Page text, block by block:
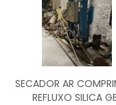
SECADOR AR
REFLUXO SILICA